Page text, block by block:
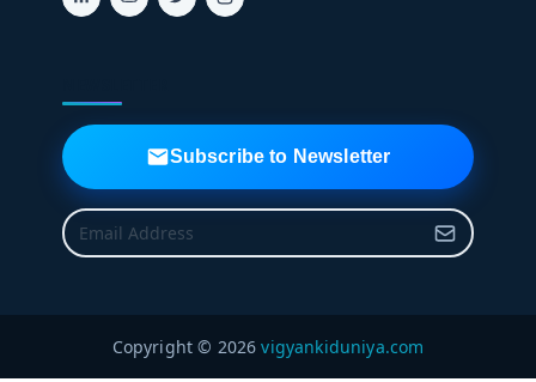
Subscribe to Newsletter
Copyright © 2026vigyankiduniya.com